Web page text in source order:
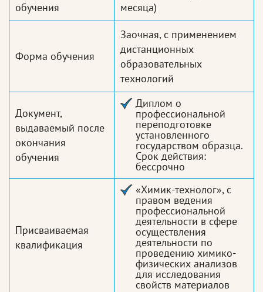
обучения
месяца)
Форма обучения
Заочная, с применением
дистанционных
образовательных
технологий
Документ,
выдаваемый после
окончания
обучения
Диплом о
профессиональной
переподготовке
установленного
государством образца.
Срок действия:
бессрочно
Присваиваемая
квалификация
«Химик-технолог», с
правом ведения
профессиональной
деятельности в сфере
осуществления
деятельности по
проведению химико-
физических анализов
для исследования
свойств материалов